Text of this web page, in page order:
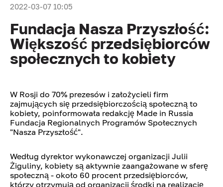
2022-03-07 10:05
Fundacja Nasza Przyszłość:
Większość przedsiębiorców
społecznych to kobiety
W Rosji do 70% prezesów i założycieli firm
zajmujących się przedsiębiorczością społeczną to
kobiety, poinformowała redakcję Made in Russia
Fundacja Regionalnych Programów Społecznych
"Nasza Przyszłość".
Według dyrektor wykonawczej organizacji Julii
Żiguliny, kobiety są aktywnie zaangażowane w sferę
społeczną - około 60 procent przedsiębiorców,
którzy otrzymują od organizacji środki na realizację